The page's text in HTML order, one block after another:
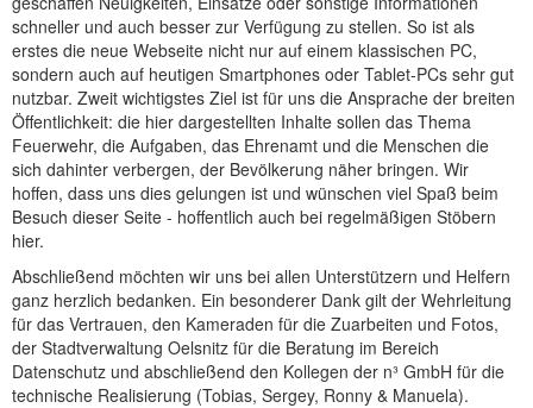
schneller und auch besser zur Verfügung zu stellen. So ist als
erstes die neue Webseite nicht nur auf einem klassischen PC,
sondern auch auf heutigen Smartphones oder Tablet-PCs sehr gut
nutzbar. Zweit wichtigstes Ziel ist für uns die Ansprache der breiten
Öffentlichkeit: die hier dargestellten Inhalte sollen das Thema
Feuerwehr, die Aufgaben, das Ehrenamt und die Menschen die
sich dahinter verbergen, der Bevölkerung näher bringen. Wir
hoffen, dass uns dies gelungen ist und wünschen viel Spaß beim
Besuch dieser Seite - hoffentlich auch bei regelmäßigen Stöbern
hier.
Abschließend möchten wir uns bei allen Unterstützern und Helfern
ganz herzlich bedanken. Ein besonderer Dank gilt der Wehrleitung
für das Vertrauen, den Kameraden für die Zuarbeiten und Fotos,
der Stadtverwaltung Oelsnitz für die Beratung im Bereich
Datenschutz und abschließend den Kollegen der n³ GmbH für die
technische Realisierung (Tobias, Sergey, Ronny & Manuela).